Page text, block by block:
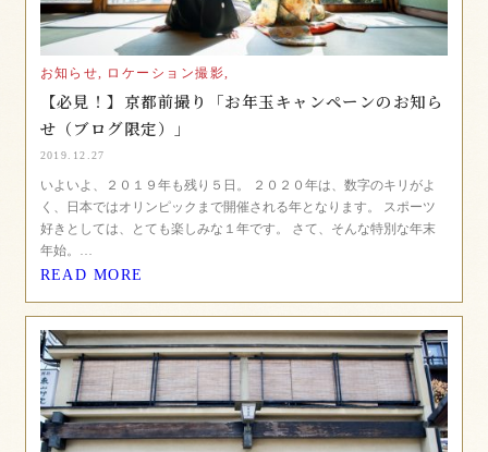
お知らせ, ロケーション撮影,
【必見！】京都前撮り「お年玉キャンペーンのお知ら
せ（ブログ限定）」
2019.12.27
いよいよ、２０１９年も残り５日。 ２０２０年は、数字のキリがよ
く、日本ではオリンピックまで開催される年となります。 スポーツ
好きとしては、とても楽しみな１年です。 さて、そんな特別な年末
年始。…
READ MORE